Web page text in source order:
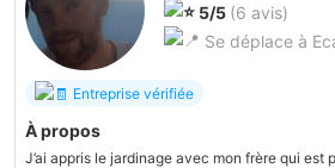
5/5 (6 avis)
Se déplace à
Entreprise vérifiée
À propos
J’ai appris le jardinage avec mon frère qui est